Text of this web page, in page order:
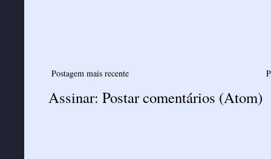
Postagem mais recente
Assinar: Postar comentários (Atom)